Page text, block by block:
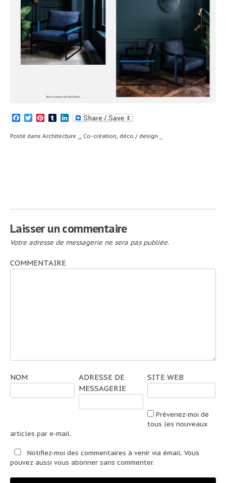
Facebook
TwitterPinterest
TumblrLinkedIn
Posté dans Architecture _ , Co-création, déco / design _
l’article
Laisser un commentaire
Votre adresse de messagerie ne sera pas publiée.
COMMENTAIRE
NOM
ADRESSE DE
MESSAGERIE
SITE WEB
Prévenez-moi de
tous les nouveaux
articles par e-mail.
Notifiez-moi des commentaires à venir via émail. Vous
pouvez aussi vous abonner sans commenter.